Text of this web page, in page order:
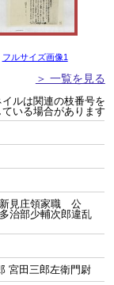
フルサイズ画像1
＞ 一覧を見る
ルは関連の枝番号を
いる場合があります
見庄領家職 公
部少輔次郎違乱
宮田三郎左衛門尉